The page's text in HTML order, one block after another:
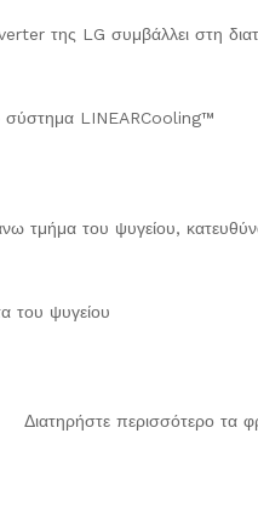
της LG συμβάλλει στη
τμήμα του ψυγείου,
Διατηρήστε περισσότερο τα